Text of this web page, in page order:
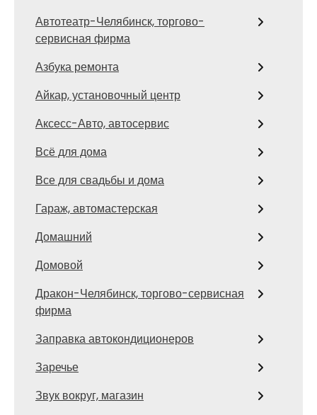
Автотеатр-Челябинск, торгово-
сервисная фирма
Азбука ремонта
Айкар, установочный центр
Аксесс-Авто, автосервис
Всё для дома
Все для свадьбы и дома
Гараж, автомастерская
Домашний
Домовой
Дракон-Челябинск, торгово-сервисная
фирма
Заправка автокондиционеров
Заречье
Звук вокруг, магазин